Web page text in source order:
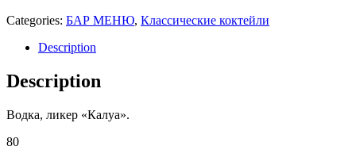
Categories: БАР МЕНЮ, Классические коктейли
Description
Description
Водка, ликер «Калуа».
80